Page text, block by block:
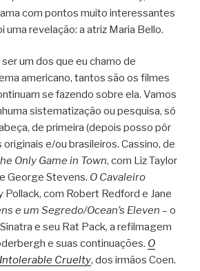
com pontos muito interessantes
uma revelação: a atriz Maria Bello.
um dos que eu chamo de
americano, tantos são os filmes
se fazendo sobre ela. Vamos
sistematização ou pesquisa, só
de primeira (depois posso pôr
e/ou brasileiros. Cassino, de
Only Game in Town, com Liz Taylor
George Stevens. O Cavaleiro
Pollack, com Robert Redford e Jane
e um Segredo/Ocean’s Eleven – o
e seu Rat Pack, a refilmagem
e suas continuações. O
Cruelty, dos irmãos Coen.